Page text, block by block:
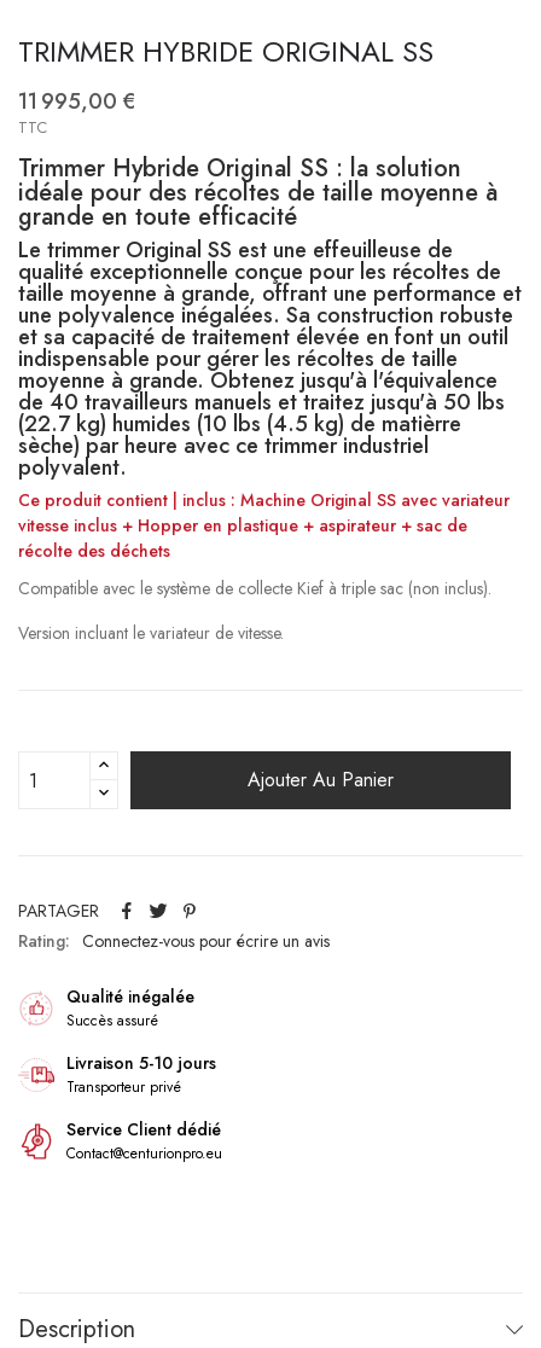
TRIMMER HYBRIDE ORIGINAL SS
11 995,00 €
TTC
Trimmer Hybride Original SS : la solution
idéale pour des récoltes de taille moyenne à
grande en toute efficacité
Le trimmer Original SS est une effeuilleuse de
qualité exceptionnelle conçue pour les récoltes de
taille moyenne à grande, offrant une performance et
une polyvalence inégalées. Sa construction robuste
et sa capacité de traitement élevée en font un outil
indispensable pour gérer les récoltes de taille
moyenne à grande. Obtenez jusqu'à l'équivalence
de 40 travailleurs manuels et traitez jusqu'à 50 lbs
(22.7 kg) humides (10 lbs (4.5 kg) de matièrre
sèche) par heure avec ce trimmer industriel
polyvalent.
Ce produit contient | inclus : Machine Original SS avec variateur
vitesse inclus + Hopper en plastique + aspirateur + sac de
récolte des déchets
Compatible avec le système de collecte Kief à triple sac (non inclus).
Version incluant le variateur de vitesse.
Ajouter Au Panier
PARTAGER
Rating: Connectez-vous pour écrire un avis
Qualité inégalée
Succès assuré
Livraison 5-10 jours
Transporteur privé
Service Client dédié
Contact@centurionpro.eu
Description